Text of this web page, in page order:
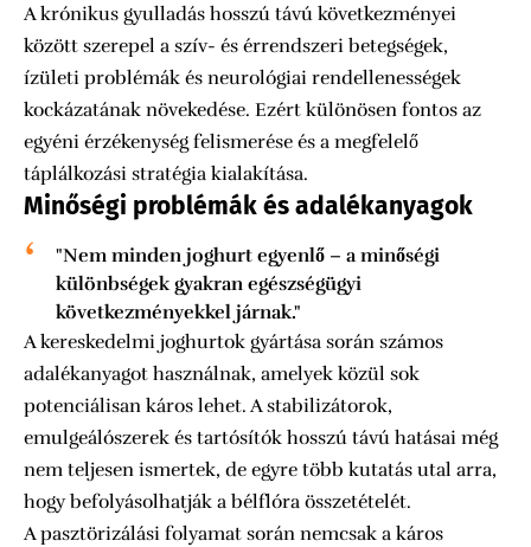
A krónikus gyulladás hosszú távú következményei
között szerepel a szív- és érrendszeri betegségek,
ízületi problémák és neurológiai rendellenességek
kockázatának növekedése. Ezért különösen fontos az
egyéni érzékenység felismerése és a megfelelő
táplálkozási stratégia kialakítása.
Minőségi problémák és adalékanyagok
"Nem minden joghurt egyenlő – a minőségi
különbségek gyakran egészségügyi
következményekkel járnak."
A kereskedelmi joghurtok gyártása során számos
adalékanyagot használnak, amelyek közül sok
potenciálisan káros lehet. A stabilizátorok,
emulgeálószerek és tartósítók hosszú távú hatásai még
nem teljesen ismertek, de egyre több kutatás utal arra,
hogy befolyásolhatják a bélflóra összetételét.
A pasztörizálási folyamat során nemcsak a káros